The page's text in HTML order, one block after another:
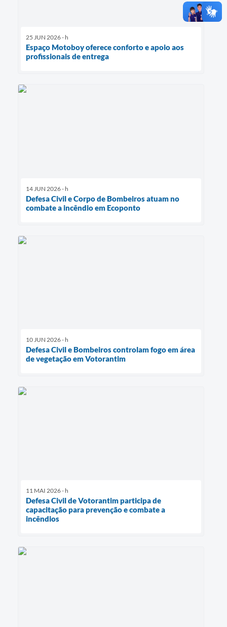
25 JUN 2026 - h
Espaço Motoboy oferece conforto e apoio aos
profissionais de entrega
14 JUN 2026 - h
Defesa Civil e Corpo de Bombeiros atuam no
combate a incêndio em Ecoponto
10 JUN 2026 - h
Defesa Civil e Bombeiros controlam fogo em área
de vegetação em Votorantim
11 MAI 2026 - h
Defesa Civil de Votorantim participa de
capacitação para prevenção e combate a
incêndios